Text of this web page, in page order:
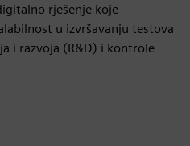
rješenje koje
u izvršavanju testova
i razvoja (R&D) i kontrole